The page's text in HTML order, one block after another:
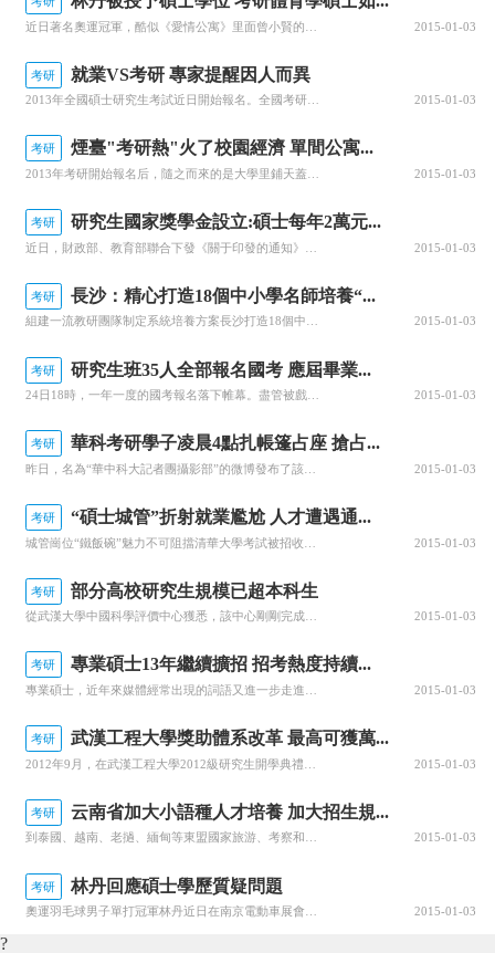
2015-01-03
考研 就業VS考研 專家提醒因人而異
2013年全國碩士研究生考試近日開始報名。全國考研人數逐年攀升，宜賓也不例外。考研為何會這么“熱”，考研熱如何帶火了“考研經濟”？10月24日，記者對此做了一番調查。考研迫于就業壓力早上七點出門，晚上十點回宿舍，中途除了吃飯，其余時間都在圖書館背單詞、看專業書和做練習題，這是宜賓學院政府管理學院大四學生何璞的考研生活。自從下決心考研后，何璞變得越來越 2015-01-03
考研 煙臺"考研熱"火了校園經濟 單間公寓...
2013年考研開始報名后，隨之而來的是大學里鋪天蓋地的考研廣告。21日記者走訪了煙臺大學、山東工商學院，發現除了各考研科目培訓班、講座和資料宣傳單之外，在學校的宣傳欄上還出現了房屋出租、學生買自習座位、出售考研答案等廣告。而對于租房和買自習位，學生們都深表理解，反之，對于出售考研答案之說則稱“不靠譜”。25元起一天考研學生熱衷出租房昨天上午11點半左右，煙臺大學校園內學生們 2015-01-03
考研 研究生國家獎學金設立:碩士每年2萬元...
2015-01-03
考研 長沙：精心打造18個中小學名師培養“...
2015-01-03
考研 研究生班35人全部報名國考 應屆畢業...
24日18時，一年一度的國考報名落下帷幕。盡管被戲稱為“史上最苦金飯碗”，但是考生們報考熱情依舊不減。據報道，國考審核通過的最高比例逼近“萬里挑一”，而涉煙十大熱門崗位報考比例也均超過100:1。其中，高校應屆畢業生成為報考的最大人群。高校畢業生“全員考公”，不僅看中了公務員的優厚待遇，也折射出了當今社會大學生就業難的趨勢。畢 2015-01-03
考研 華科考研學子凌晨4點扎帳篷占座 搶占...
昨日，名為“華中科大記者團攝影部”的微博發布了該校考研學子排隊搶占自習室座位的情形。圖片中，該校東校區圖書館的門前排著長隊，去年曾在此出現的扎帳篷排隊景象，今年又一次上演，微博引起了網友熱議，并被轉發百余次。記者輾轉聯系上扎帳篷的男生——該校社會學系大四學生胡偉。他告訴記者，期盼學校能提供更多固定考研教室，或開放通宵自習室。寒夜清晨，學子穿棉襖扎帳篷 2015-01-03
考研 “碩士城管”折射就業尷尬 人才遭遇通...
2015-01-03
考研 部分高校研究生規模已超本科生
從武漢大學中國科學評價中心獲悉，該中心剛剛完成的“中國研究生教育與學科專業評價”課題顯示，目前我國有30多所高校每年研究生的招生計劃和在校生規模都在不斷擴大，部分已超過本科生。2012年，武漢大學研究生招生規模7704人，已超過本科生7650人的招生計劃。華中科技大學今年研究生招生規模7652人，本科生7500人。北大清華兩校的研究生總數已超過本科生，其中清華大學本科生與研 2015-01-03
考研 專業碩士13年繼續擴招 招考熱度持續...
2015-01-03
考研 武漢工程大學獎助體系改革 最高可獲萬...
2015-01-03
考研 云南省加大小語種人才培養 加大招生規...
到泰國、越南、老撾、緬甸等東盟國家旅游、考察和進行各種交流活動時，人們會發現擔任翻譯的中國人中，大部分都是廣西高校畢業的學生，而與越南、老撾、緬甸3國山水相連的云南，擔任翻譯的人卻不多。近日，在蒙自舉行的省高校新學期教學工作會議上獲悉，云南省正制定一系列政策措施，鼓勵高校開設小語種專業，鼓勵學生學習小語種。云南省教育廳副廳長和福生在會上介紹，省委、省政府對小語種人才培養十分重視，省教育廳對小語種人 2015-01-03
考研 林丹回應碩士學歷質疑問題
2015-01-03
?